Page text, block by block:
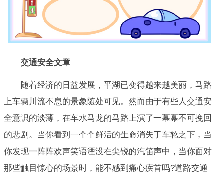
交通安全文章
随着经济的日益发展，平湖已变得越来越美丽，马路
上车辆川流不息的景象随处可见。然而由于有些人交通安
全意识的淡薄，在车水马龙的马路上演了一幕幕不可挽回
的悲剧。当你看到一个个鲜活的生命消失于车轮之下，当
你发现一阵阵欢声笑语湮没在尖锐的汽笛声中，当你面对
那些触目惊心的场景时，能不感到痛心疾首吗?道路交通